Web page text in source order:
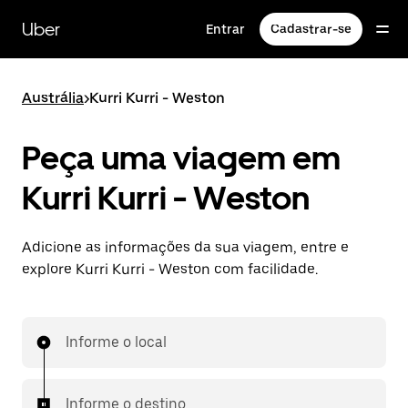
para
conteúdo
Uber Entrar Cadastrar-se
Austrália>Kurri Kurri - Weston
Peça uma viagem em
Kurri Kurri - Weston
Adicione as informações da sua viagem, entre e
explore Kurri Kurri - Weston com facilidade.
Informe o local
Informe o destino